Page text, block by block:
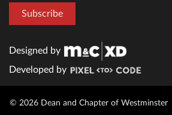
Subscribe
Designed by
Developed by
© 2026 Dean and Chapter of Westminster